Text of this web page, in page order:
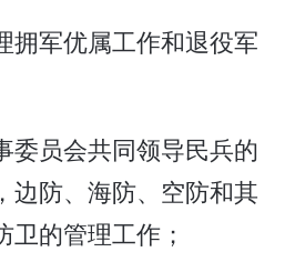
拥军优属工作和退役军
委员会共同领导民兵的
边防、海防、空防和其
的管理工作；